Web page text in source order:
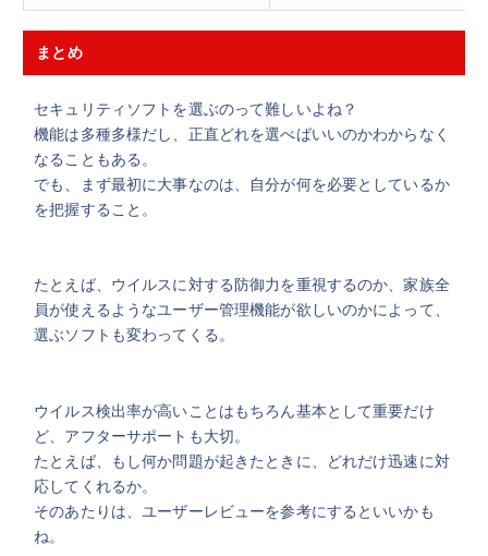
まとめ
セキュリティソフトを選ぶのって難しいよね？
機能は多種多様だし、正直どれを選べばいいのかわからなく
なることもある。
でも、まず最初に大事なのは、自分が何を必要としているか
を把握すること。
たとえば、ウイルスに対する防御力を重視するのか、家族全
員が使えるようなユーザー管理機能が欲しいのかによって、
選ぶソフトも変わってくる。
ウイルス検出率が高いことはもちろん基本として重要だけ
ど、アフターサポートも大切。
たとえば、もし何か問題が起きたときに、どれだけ迅速に対
応してくれるか。
そのあたりは、ユーザーレビューを参考にするといいかも
ね。